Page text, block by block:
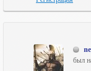
был